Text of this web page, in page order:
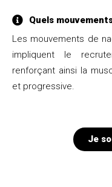
Quels
Les mouvements de
impliquent le
renforçant ainsi la
et progressive.
Je